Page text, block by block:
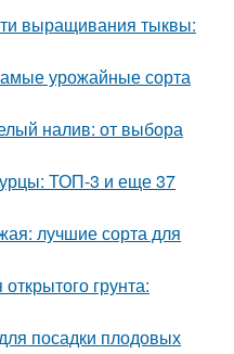
выращивания тыквы:
урожайные сорта
налив: от выбора
ТОП-3 и еще 37
лучшие сорта для
грунта:
посадки плодовых